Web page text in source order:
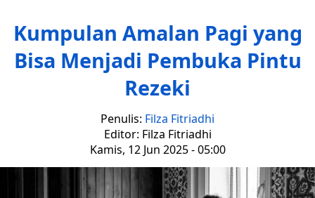
Kumpulan Amalan Pagi yang
Bisa Menjadi Pembuka Pintu
Rezeki
Penulis: Filza Fitriadhi
Editor: Filza Fitriadhi
Kamis, 12 Jun 2025 - 05:00